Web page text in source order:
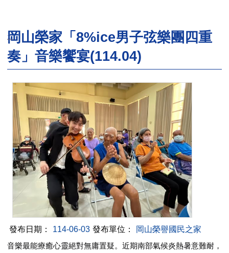
:::
岡山榮家「8%ice男子弦樂團四重
奏」音樂饗宴(114.04)
發布日期： 114-06-03 發布單位： 岡山榮譽國民之家
音樂最能療癒心靈絕對無庸置疑。近期南部氣候炎熱暑意難耐，